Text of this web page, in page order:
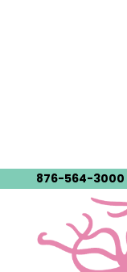
876-564-3000